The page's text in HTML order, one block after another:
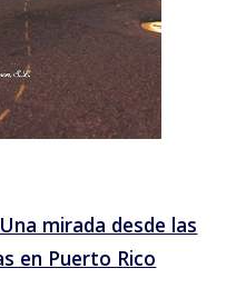
mirada desde las
en Puerto Rico